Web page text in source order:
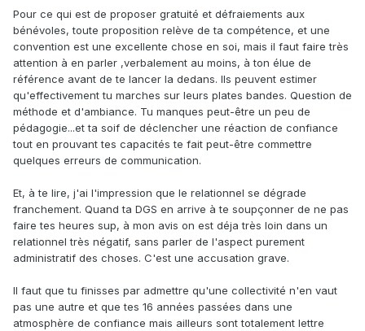
Pour ce qui est de proposer gratuité et défraiements aux
bénévoles, toute proposition relève de ta compétence, et une
convention est une excellente chose en soi, mais il faut faire très
attention à en parler ,verbalement au moins, à ton élue de
référence avant de te lancer la dedans. Ils peuvent estimer
qu'effectivement tu marches sur leurs plates bandes. Question de
méthode et d'ambiance. Tu manques peut-être un peu de
pédagogie...et ta soif de déclencher une réaction de confiance
tout en prouvant tes capacités te fait peut-être commettre
quelques erreurs de communication.
Et, à te lire, j'ai l'impression que le relationnel se dégrade
franchement. Quand ta DGS en arrive à te soupçonner de ne pas
faire tes heures sup, à mon avis on est déja très loin dans un
relationnel très négatif, sans parler de l'aspect purement
administratif des choses. C'est une accusation grave.
Il faut que tu finisses par admettre qu'une collectivité n'en vaut
pas une autre et que tes 16 années passées dans une
atmosphère de confiance mais ailleurs sont totalement lettre